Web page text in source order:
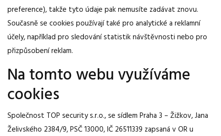
preference), takže tyto údaje pak nemusíte zadávat znovu.
Současně se cookies používají také pro analytické a reklamní
účely, například pro sledování statistik návštěvnosti nebo pro
přizpůsobení reklam.
Na tomto webu využíváme
cookies
Společnost TOP security s.r.o., se sídlem Praha 3 – Žižkov, Jana
Želivského 2384/9, PSČ 13000, IČ 26511339 zapsaná v OR u